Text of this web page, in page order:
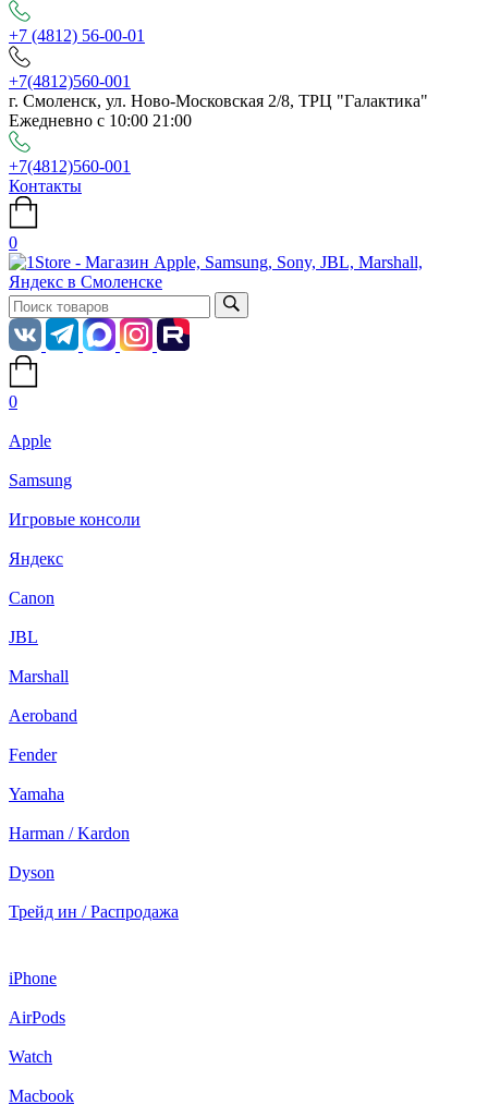
+7 (4812) 56-00-01
+7(4812)560-001
г. Смоленск, ул. Ново-Московская 2/8, ТРЦ "Галактика"
Ежедневно с 10:00 21:00
+7(4812)560-001
Контакты
0
0
Apple
Samsung
Игровые консоли
Яндекс
Canon
JBL
Marshall
Aeroband
Fender
Yamaha
Harman / Kardon
Dyson
Трейд ин / Распродажа
iPhone
AirPods
Watch
Macbook